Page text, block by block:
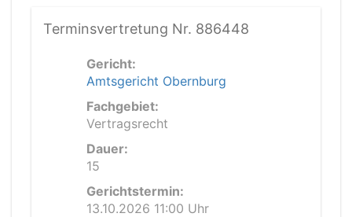
Terminsvertretung Nr. 886448
Gericht:
Amtsgericht Obernburg
Fachgebiet:
Vertragsrecht
Dauer:
15
Gerichtstermin:
13.10.2026 11:00 Uhr